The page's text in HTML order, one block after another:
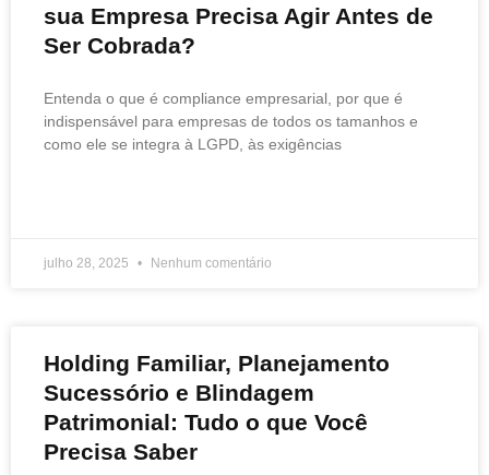
sua Empresa Precisa Agir Antes de
Ser Cobrada?
Entenda o que é compliance empresarial, por que é
indispensável para empresas de todos os tamanhos e
como ele se integra à LGPD, às exigências
julho 28, 2025 Nenhum comentário
Holding Familiar, Planejamento
Sucessório e Blindagem
Patrimonial: Tudo o que Você
Precisa Saber